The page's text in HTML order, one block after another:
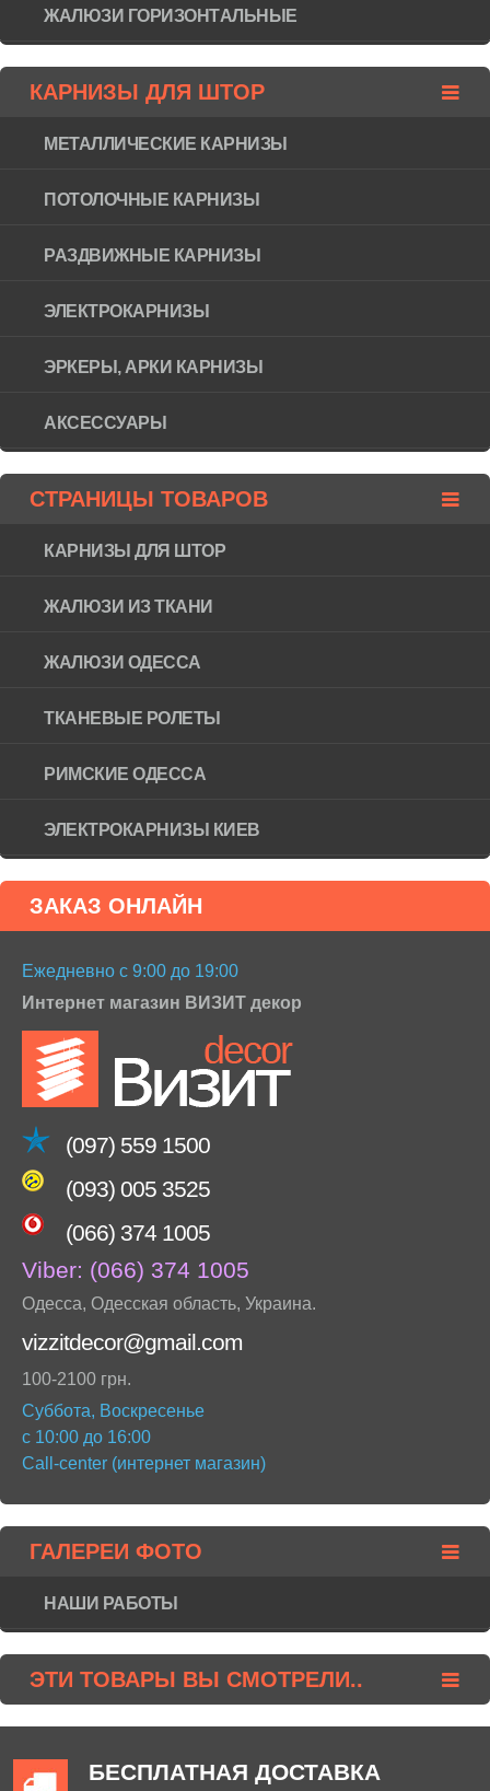
ЖАЛЮЗИ ГОРИЗОНТAЛЬНЫЕ
КАРНИЗЫ ДЛЯ ШТОР
МЕТАЛЛИЧЕСКИЕ КАРНИЗЫ
ПОТОЛОЧНЫЕ КАРНИЗЫ
РАЗДВИЖНЫЕ КАРНИЗЫ
ЭЛЕКТРОКАРНИЗЫ
ЭРКЕРЫ, АРКИ КАРНИЗЫ
АКСЕССУАРЫ
СТРАНИЦЫ ТОВАРОВ
КАРНИЗЫ ДЛЯ ШТОР
ЖАЛЮЗИ ИЗ ТКАНИ
ЖАЛЮЗИ ОДЕССА
ТКАНЕВЫЕ РОЛЕТЫ
РИМСКИЕ ОДЕССА
ЭЛЕКТРОКАРНИЗЫ КИЕВ
ЗАКАЗ ОНЛАЙН
Ежедневно с 9:00 до 19:00
Интернет магазин ВИЗИТ декор
(097) 559 1500
(093) 005 3525
(066) 374 1005
Viber: (066) 374 1005
Одесса, Одесская область, Украина.
vizzitdecor@gmail.com
100-2100 грн.
Суббота, Воскресенье
с 10:00 до 16:00
Call-center (интернет магазин)
ГАЛЕРЕИ ФОТО
НАШИ РАБОТЫ
ЭТИ ТОВАРЫ ВЫ СМОТРЕЛИ..
БЕСПЛАТНАЯ ДОСТАВКА